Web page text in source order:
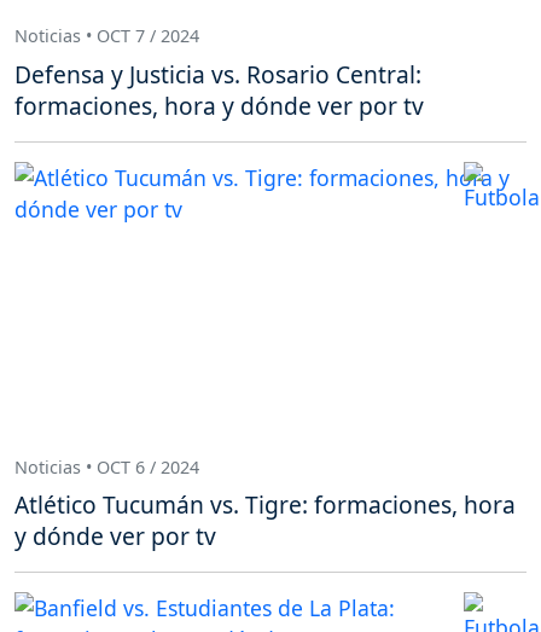
Noticias • OCT 7 / 2024
Defensa y Justicia vs. Rosario Central:
formaciones, hora y dónde ver por tv
Noticias • OCT 6 / 2024
Atlético Tucumán vs. Tigre: formaciones, hora
y dónde ver por tv